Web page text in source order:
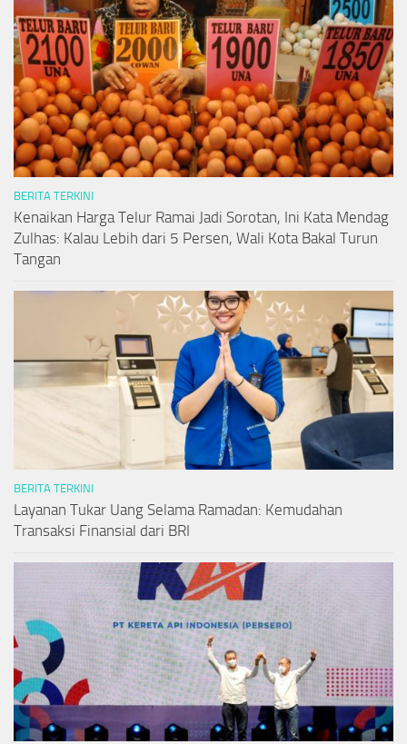
BERITA TERKINI
Kenaikan Harga Telur Ramai Jadi Sorotan, Ini Kata Mendag
Zulhas: Kalau Lebih dari 5 Persen, Wali Kota Bakal Turun
Tangan
BERITA TERKINI
Layanan Tukar Uang Selama Ramadan: Kemudahan
Transaksi Finansial dari BRI